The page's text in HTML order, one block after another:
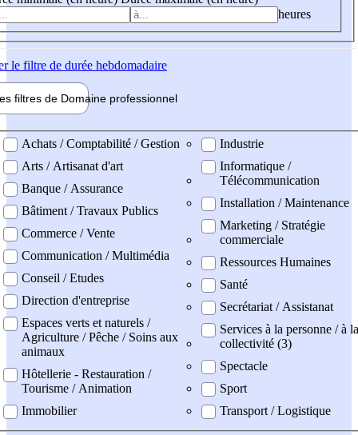
heures
le filtre de durée hebdomadaire
filtres de Domaine professionnel
professionel
Achats / Comptabilité / Gestion
Arts / Artisanat d'art
Banque / Assurance
Bâtiment / Travaux Publics
Commerce / Vente
Communication / Multimédia
Conseil / Etudes
Direction d'entreprise
Espaces verts et naturels /
Agriculture / Pêche / Soins aux
animaux
Hôtellerie - Restauration /
Tourisme / Animation
Immobilier
Industrie
Informatique /
Télécommunication
Installation / Maintenance
Marketing / Stratégie
commerciale
Ressources Humaines
Santé
Secrétariat / Assistanat
Services à la personne / à la
collectivité (3)
Spectacle
Sport
Transport / Logistique